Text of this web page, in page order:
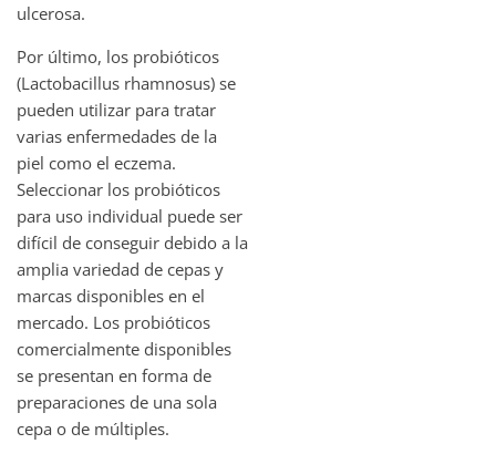
ulcerosa.
Por último, los probióticos
(Lactobacillus rhamnosus) se
pueden utilizar para tratar
varias enfermedades de la
piel como el eczema.
Seleccionar los probióticos
para uso individual puede ser
difícil de conseguir debido a la
amplia variedad de cepas y
marcas disponibles en el
mercado. Los probióticos
comercialmente disponibles
se presentan en forma de
preparaciones de una sola
cepa o de múltiples.